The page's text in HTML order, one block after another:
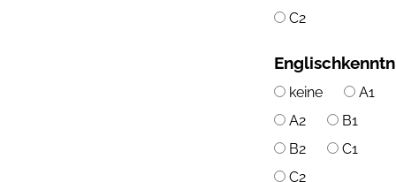
C2
keine
A1
A2
B1
B2
C1
C2